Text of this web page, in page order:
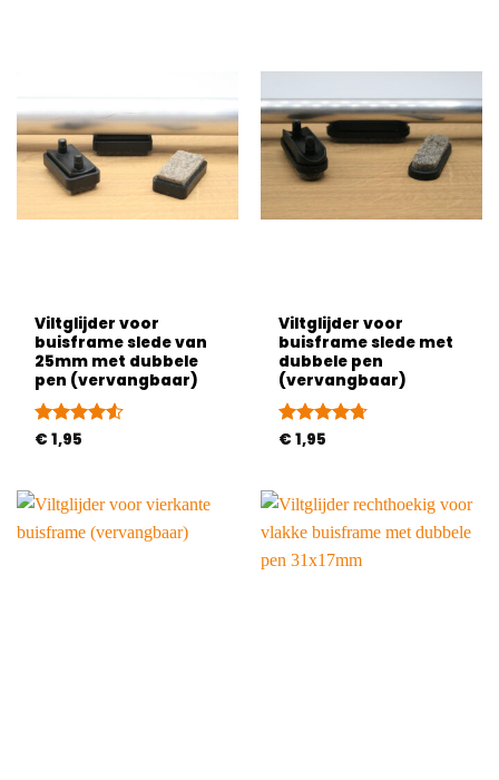
Viltglijder voor
buisframe slede van
25mm met dubbele
pen (vervangbaar)
Gewaardeerd
€ 1,95
Viltglijder voor
buisframe slede met
dubbele pen
(vervangbaar)
Gewaardeerd
€ 1,95